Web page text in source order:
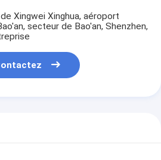
Xingwei Xinghua, aéroport
secteur de Bao'an, Shenzhen,